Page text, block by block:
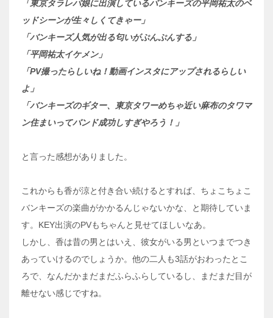
「東京タラレバ娘に出演しているバンキーズの平岡祐太のベ
ッドシーンが生々しくてきゃー」
「バンキーズ人気が出る匂いがぷんぷんする」
「平岡祐太イケメン」
「PV撮ったらしいね！動画インスタにアップされるらしい
よ」
「バンキーズのギター、東京タワーめちゃ近い麻布のタワマ
ン住まいってバンド成功しすぎやろう！」
と言った感想がありました。
これからも香が涼と付き合い続けるとすれば、ちょこちょこ
バンキーズの楽曲がかかるんじゃないかな、と期待していま
す。KEY出演のPVもちゃんと見せてほしいなあ。
しかし、香は昔の男とはいえ、彼女がいる男といつまでつき
あっていけるのでしょうか。他の二人も3話がおわったとこ
ろで、なんだかまだまだふらふらしているし、まだまだ目が
離せない感じですね。